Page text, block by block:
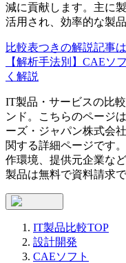
減に貢献します。主に
活用され、効率的な製
比較表つきの解説記事
【解析手法別】CAEソ
く解説
IT製品・サービスの比
ンド。こちらのページは
ーズ・ジャパン株式会社
関する詳細ページです
作環境、提供元企業な
製品は無料で資料請求で
IT製品比較TOP
設計開発
CAEソフト